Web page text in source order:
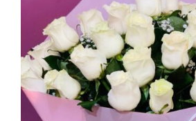
AÑADIR AL CARRITO
DETALLES